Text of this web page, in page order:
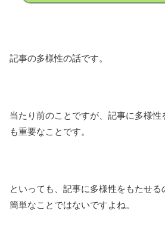
記事の多様性の話です。
当たり前のことですが、記事に多様性
も重要なことです。
といっても、記事に多様性をもたせ
簡単なことではないですよね。